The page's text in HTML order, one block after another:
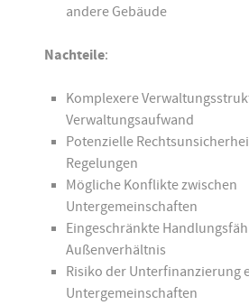
andere Gebäude
Nachteile:
Komplexere
Verwaltungsaufwand
Potenzielle
Regelungen
Mögliche Konflikte zwischen
Untergemeinschaften
Eingeschränkte
Außenverhältnis
Risiko der Unterfinanzierung
Untergemeinschaften